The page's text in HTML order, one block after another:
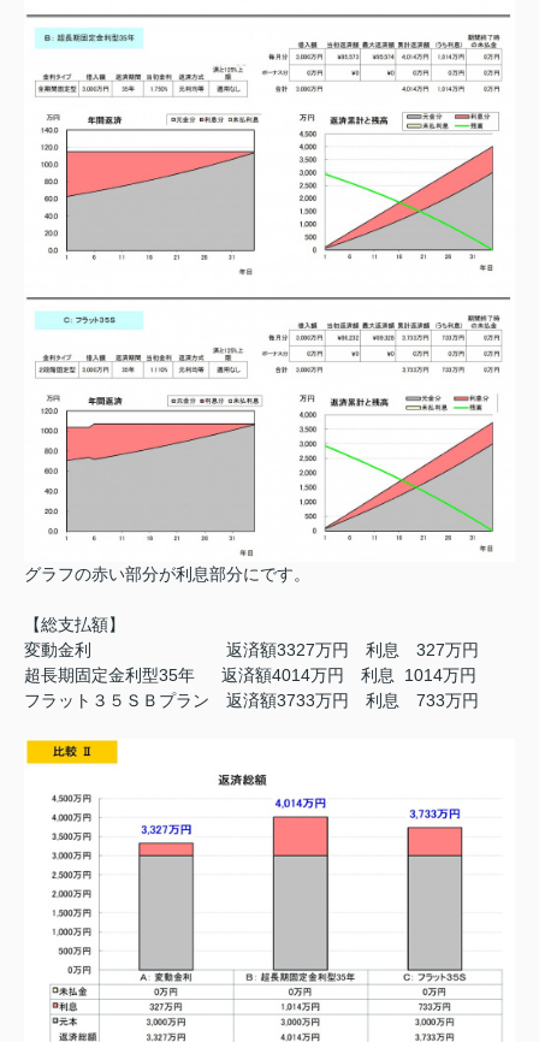
グラフの赤い部分が利息部分にです。
【総支払額】
変動金利 返済額3327万円 利息 327万円
超長期固定金利型35年 返済額4014万円 利息 1014万円
フラット３５ＳＢプラン 返済額3733万円 利息 733万円